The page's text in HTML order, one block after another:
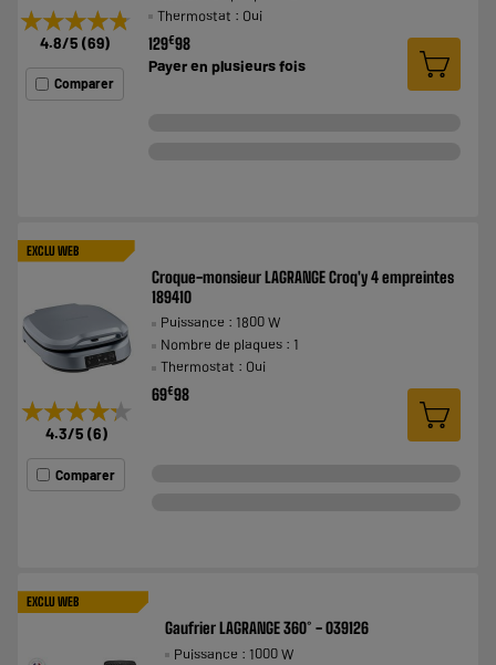
★★★★★
★★★★★
4.8/5 (69)
Comparer
Thermostat : Oui
129€98
Payer enplusieurs fois
EXCLU WEB
★★★★★
★★★★★
4.3/5 (6)
Comparer
Croque-monsieur LAGRANGE Croq'y 4 empreintes
189410
Puissance : 1800 W
Nombre de plaques : 1
Thermostat : Oui
69€98
EXCLU WEB
Gaufrier LAGRANGE 360° - 039126
Puissance : 1000 W